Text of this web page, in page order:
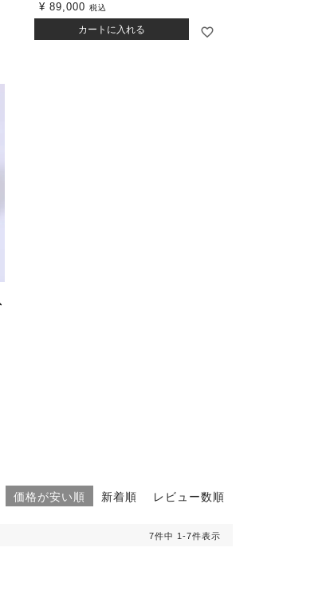
¥ 89,000 税込
カートに入れる
価格が安い順 新着順 レビュー数順
7件中 1 -7件表示